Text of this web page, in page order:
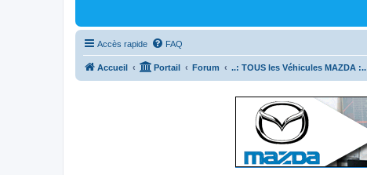
Accès rapide FAQ
Accueil Portail Forum ..: TOUS les Véhicules MAZDA :..